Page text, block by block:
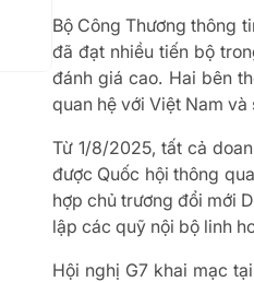
Bộ Công Thương thông
đã đạt nhiều tiến bộ
đánh giá cao. Hai bên
quan hệ với Việt Nam
Từ 1/8/2025, tất cả
được Quốc hội thông
hợp chủ trương đổi mới
lập các quỹ nội bộ linh
Hội nghị G7 khai mạc